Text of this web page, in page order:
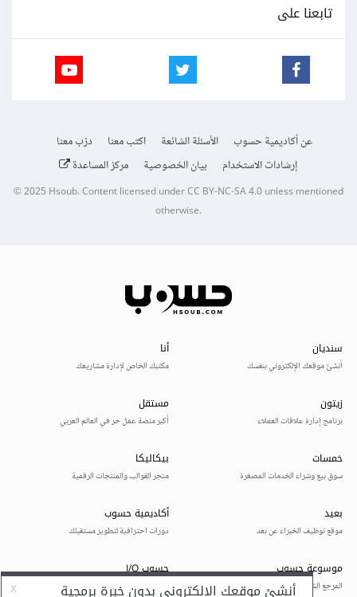
تابعنا على
عن أكاديمية حسوب الأسئلة الشائعة اكتب معنا
درّب معنا
إرشادات الاستخدام
بيان الخصوصية مركز المساعدة
© 2025Hsoub.Content licensed underCC BY-NC-SA 4.0unless mentioned
otherwise.